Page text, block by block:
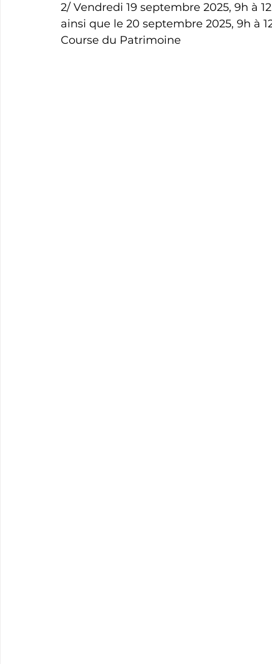
2/ Vendredi 19 septembre 2025, 9h à
ainsi que le 20 septembre 2025, 9h à
Course du Patrimoine